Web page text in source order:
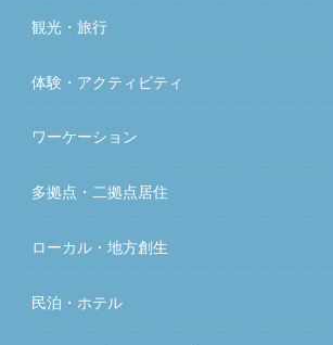
観光・旅行
体験・アクティビティ
ワーケーション
多拠点・二拠点居住
ローカル・地方創生
民泊・ホテル